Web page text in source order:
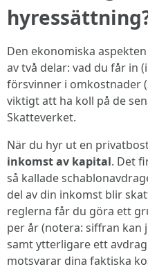
Den ekonomiska
av två delar: vad du får in
försvinner i omkostnader
viktigt att ha koll på de
Skatteverket.
När du hyr ut en
inkomst av kapital. Det
så kallade
del av din inkomst blir
reglerna får du göra ett
per år (notera: siffran kan
samt ytterligare ett
motsvarar dina faktiska